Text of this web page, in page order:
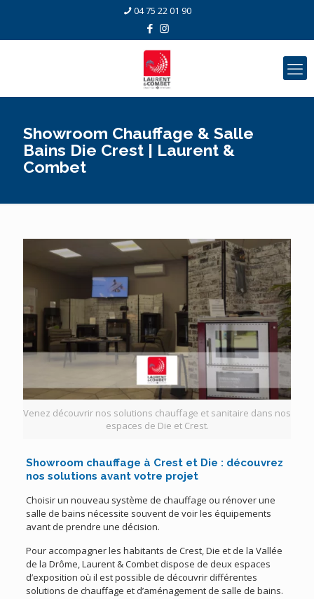
04 75 22 01 90
Showroom Chauffage & Salle
Bains Die Crest | Laurent &
Combet
Venez découvrir nos solutions chauffage et sanitaire dans nos
espaces de Die et Crest.
Showroom chauffage à Crest et Die : découvrez
nos solutions avant votre projet
Choisir un nouveau système de chauffage ou rénover une
salle de bains nécessite souvent de voir les équipements
avant de prendre une décision.
Pour accompagner les habitants de Crest, Die et de la Vallée
de la Drôme, Laurent & Combet dispose de deux espaces
d’exposition où il est possible de découvrir différentes
solutions de chauffage et d’aménagement de salle de bains.